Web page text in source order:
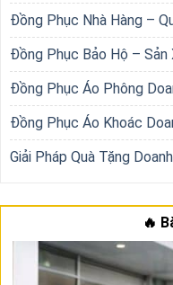
Đồng Phục Nhà Hàng –
Đồng Phục Bảo Hộ – Sản
Đồng Phục Áo Phông
Đồng Phục Áo Khoác
Giải Pháp Quà Tặng
🔥